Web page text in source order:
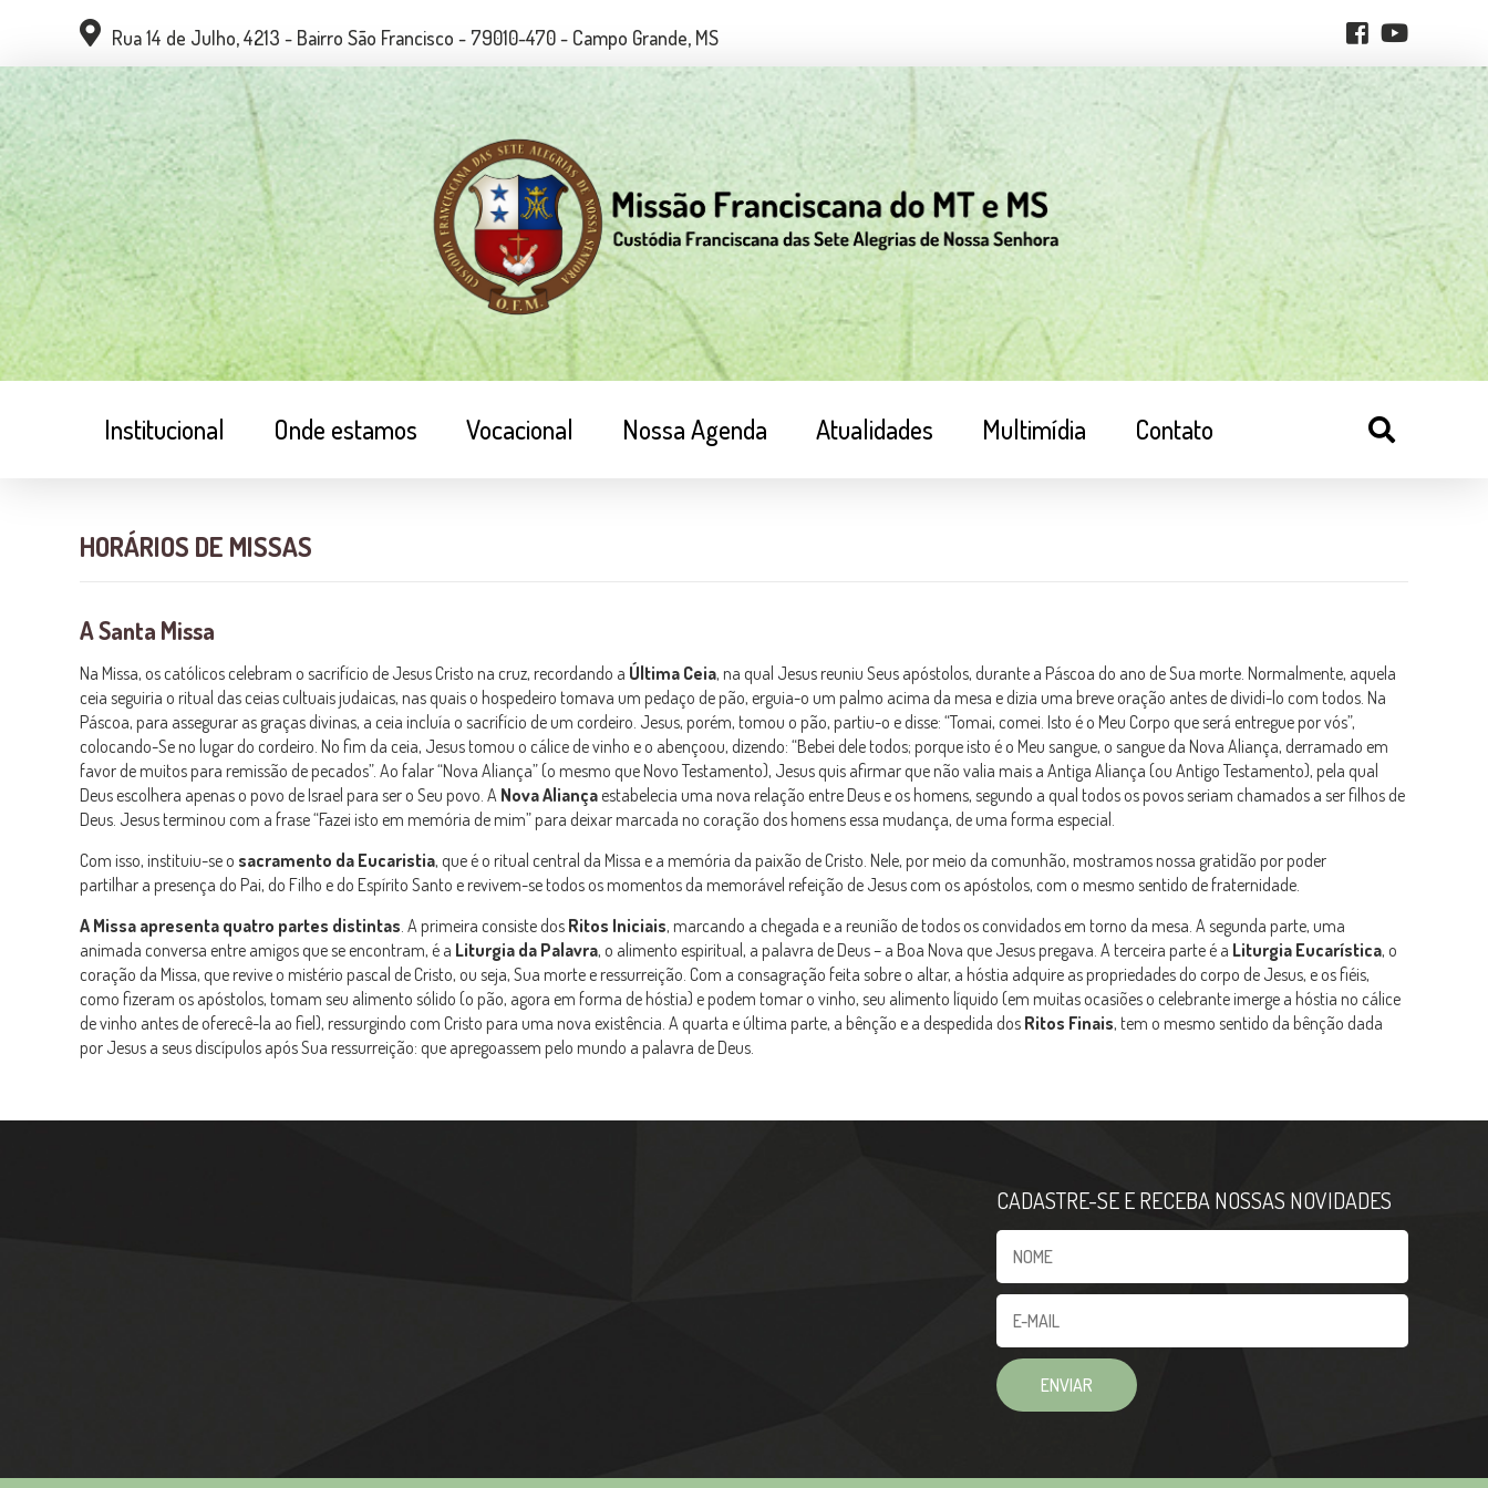
Rua 14 de Julho, 4213 - Bairro São Francisco - 79010-470 - Campo Grande, MS
Institucional Onde estamos Vocacional Nossa Agenda Atualidades Multimídia Contato
HORÁRIOS DE MISSAS
A Santa Missa
Na Missa, os católicos celebram o sacrifício de Jesus Cristo na cruz, recordando a Última Ceia, na qual Jesus reuniu Seus apóstolos, durante a Páscoa do ano de Sua morte. Normalmente, aquela
ceia seguiria o ritual das ceias cultuais judaicas, nas quais o hospedeiro tomava um pedaço de pão, erguia-o um palmo acima da mesa e dizia uma breve oração antes de dividi-lo com todos. Na
Páscoa, para assegurar as graças divinas, a ceia incluía o sacrifício de um cordeiro. Jesus, porém, tomou o pão, partiu-o e disse: “Tomai, comei. Isto é o Meu Corpo que será entregue por vós”,
colocando-Se no lugar do cordeiro. No fim da ceia, Jesus tomou o cálice de vinho e o abençoou, dizendo: “Bebei dele todos; porque isto é o Meu sangue, o sangue da Nova Aliança, derramado em
favor de muitos para remissão de pecados”. Ao falar “Nova Aliança” (o mesmo que Novo Testamento), Jesus quis afirmar que não valia mais a Antiga Aliança (ou Antigo Testamento), pela qual
Deus escolhera apenas o povo de Israel para ser o Seu povo. A Nova Aliança estabelecia uma nova relação entre Deus e os homens, segundo a qual todos os povos seriam chamados a ser filhos de
Deus. Jesus terminou com a frase “Fazei isto em memória de mim” para deixar marcada no coração dos homens essa mudança, de uma forma especial.
Com isso, instituiu-se o sacramento da Eucaristia, que é o ritual central da Missa e a memória da paixão de Cristo. Nele, por meio da comunhão, mostramos nossa gratidão por poder
partilhar a presença do Pai, do Filho e do Espírito Santo e revivem-se todos os momentos da memorável refeição de Jesus com os apóstolos, com o mesmo sentido de fraternidade.
A Missa apresenta quatro partes distintas. A primeira consiste dos Ritos Iniciais, marcando a chegada e a reunião de todos os convidados em torno da mesa. A segunda parte, uma
animada conversa entre amigos que se encontram, é a Liturgia da Palavra, o alimento espiritual, a palavra de Deus – a Boa Nova que Jesus pregava. A terceira parte é a Liturgia Eucarística, o
coração da Missa, que revive o mistério pascal de Cristo, ou seja, Sua morte e ressurreição. Com a consagração feita sobre o altar, a hóstia adquire as propriedades do corpo de Jesus, e os fiéis,
como fizeram os apóstolos, tomam seu alimento sólido (o pão, agora em forma de hóstia) e podem tomar o vinho, seu alimento líquido (em muitas ocasiões o celebrante imerge a hóstia no cálice
de vinho antes de oferecê-la ao fiel), ressurgindo com Cristo para uma nova existência. A quarta e última parte, a bênção e a despedida dos Ritos Finais, tem o mesmo sentido da bênção dada
por Jesus a seus discípulos após Sua ressurreição: que apregoassem pelo mundo a palavra de Deus.
CADASTRE-SE E RECEBA NOSSAS NOVIDADES